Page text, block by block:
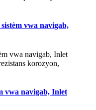
vwa navigab,
vwa navigab, Inlet